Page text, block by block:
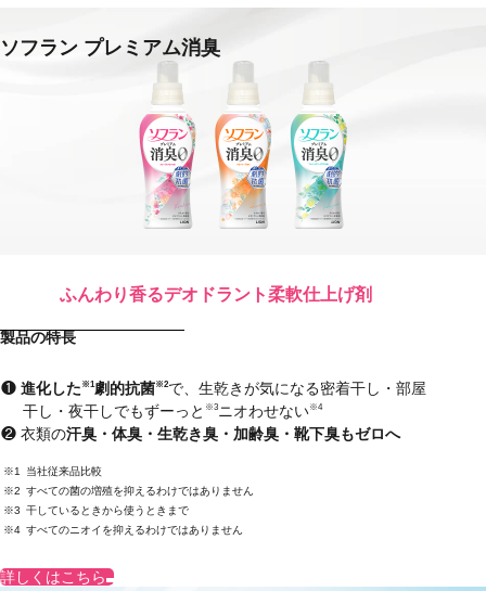
ソフラン プレミアム消臭
ふんわり香るデオドラント柔軟仕上げ剤
製品の特長
進化した ※1劇的抗菌※2で、生乾きが気になる密着干し・部屋
干し・夜干しでもずーっと ※3ニオわせない※4
衣類の汗臭・体臭・生乾き臭・加齢臭・靴下臭もゼロへ
当社従来品比較
すべての菌の増殖を抑えるわけではありません
干しているときから使うときまで
すべてのニオイを抑えるわけではありません
詳しくはこちら